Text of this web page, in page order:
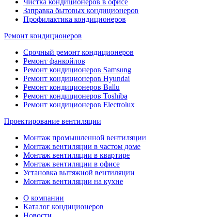
Заправка бытовых кондиционеров
Профилактика кондиционеров
Ремонт кондиционеров
Срочный ремонт кондиционеров
Ремонт фанкойлов
Ремонт кондиционеров Samsung
Ремонт кондиционеров Hyundai
Ремонт кондиционеров Ballu
Ремонт кондиционеров Toshibа
Ремонт кондиционеров Electrolux
Проектирование вентиляции
Монтаж промышленной вентиляции
Монтаж вентиляции в частом доме
Монтаж вентиляции в квартире
Монтаж вентиляции в офисе
Установка вытяжной вентиляции
Монтаж вентиляции на кухне
О компании
Каталог кондиционеров
Новости